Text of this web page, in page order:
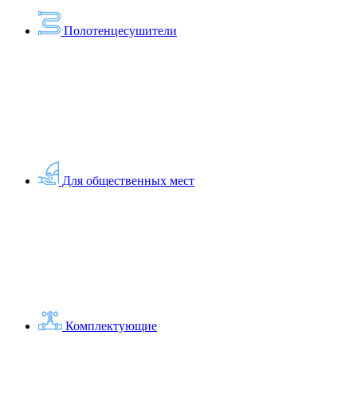
Полотенцесушители
Для общественных мест
Комплектующие